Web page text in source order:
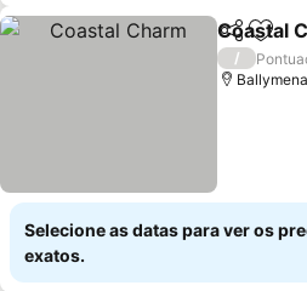
Partilhar
Coastal
/
Selecione as datas para ver os
exatos.